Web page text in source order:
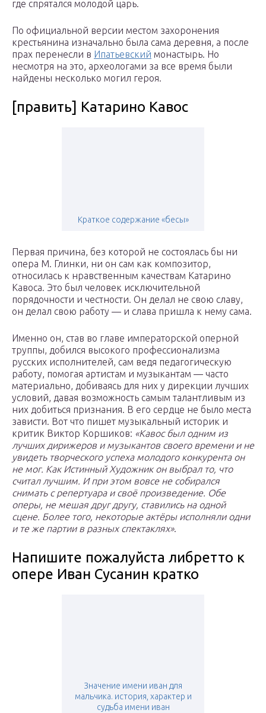
где спрятался молодой царь.
По официальной версии местом захоронения
крестьянина изначально была сама деревня, а после
прах перенесли в Ипатьевский монастырь. Но
несмотря на это, археологами за все время были
найдены несколько могил героя.
[править] Катарино Кавос
Краткое содержание «бесы»
Первая причина, без которой не состоялась бы ни
опера М. Глинки, ни он сам как композитор,
относилась к нравственным качествам Катарино
Кавоса. Это был человек исключительной
порядочности и честности. Он делал не свою славу,
он делал свою работу — и слава пришла к нему сама.
Именно он, став во главе императорской оперной
труппы, добился высокого профессионализма
русских исполнителей, сам ведя педагогическую
работу, помогая артистам и музыкантам — часто
материально, добиваясь для них у дирекции лучших
условий, давая возможность самым талантливым из
них добиться признания. В его сердце не было места
зависти. Вот что пишет музыкальный историк и
критик Виктор Коршиков: «Кавос был одним из
лучших дирижеров и музыкантов своего времени и не
увидеть творческого успеха молодого конкурента он
не мог. Как Истинный Художник он выбрал то, что
считал лучшим. И при этом вовсе не собирался
снимать с репертуара и своё произведение. Обе
оперы, не мешая друг другу, ставились на одной
сцене. Более того, некоторые актёры исполняли одни
и те же партии в разных спектаклях».
Напишите пожалуйста либретто к
опере Иван Сусанин кратко
Значение имени иван для
мальчика. история, характер и
судьба имени иван